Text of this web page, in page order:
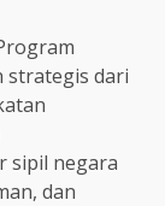
strategis dari
sipil negara
dan